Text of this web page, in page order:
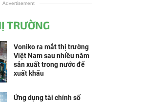
Advertisement
TRƯỜNG
Voniko ra mắt thị trường
Việt Nam sau nhiều năm
sản xuất trong nước để
xuất khẩu
Ứng dụng tài chính số